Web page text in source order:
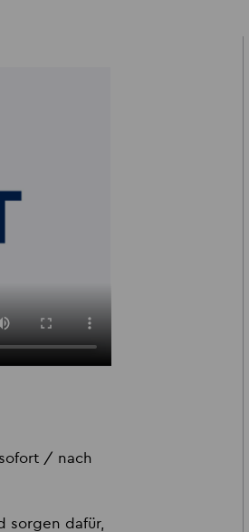
/ nach
sorgen dafür,